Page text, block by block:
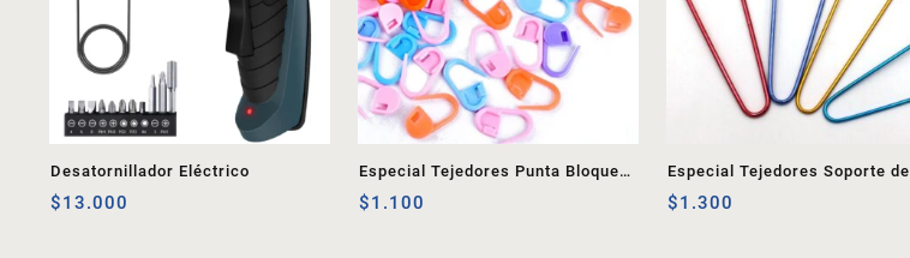
Desatornillador Eléctrico
$13.000
Especial Tejedores Punta Bloqueo
1
$1.100
Especial Tejedores Soporte de
Punto 1
$1.300